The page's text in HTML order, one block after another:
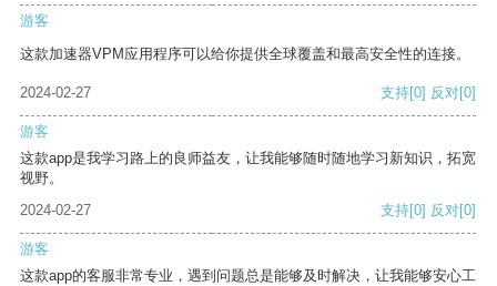
游客
这款加速器VPM应用程序可以给你提供全球覆盖和最高安全性的连接。
2024-02-27 支持[0] 反对[0]
游客
这款app是我学习路上的良师益友，让我能够随时随地学习新知识，拓宽
视野。
2024-02-27
支持[0] 反对[0]
游客
这款app的客服非常专业，遇到问题总是能够及时解决，让我能够安心工